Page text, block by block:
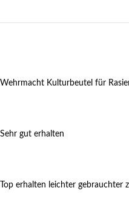
Wehrmacht Kulturbeutel für
Sehr gut erhalten
Top erhalten leichter gebrauchter